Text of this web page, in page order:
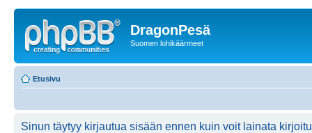
DragonPesä
Suomen lohikäärmeet
Etusivu
Sinun täytyy kirjautua sisään ennen kuin voit lainata